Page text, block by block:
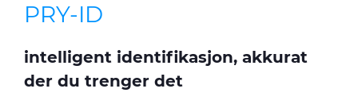
PRY-ID
intelligent identifikasjon, akkurat
der du trenger det